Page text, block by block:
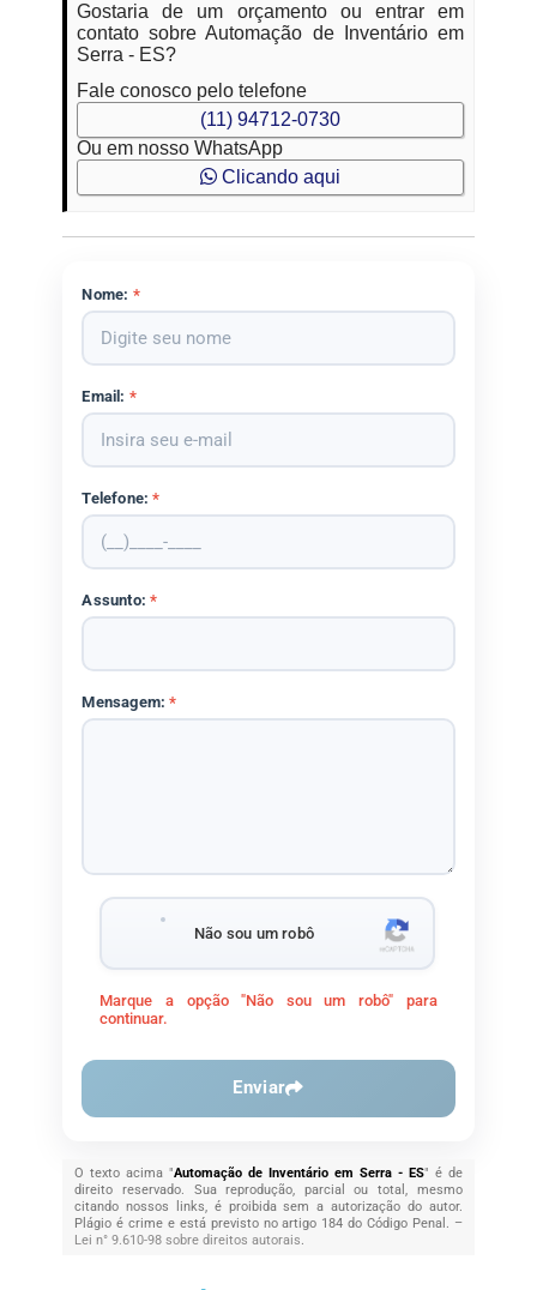
Gostaria de um orçamento ou entrar em
contato sobre Automação de Inventário em
Serra - ES?
Fale conosco pelo telefone
(11) 94712-0730
Ou em nosso WhatsApp
Clicando aqui
Nome: *
Email: *
Telefone:*
Assunto:*
Mensagem:*
Não sou um robô
Marque a opção "Não sou um robô" para
continuar.
Enviar
O texto acima "Automação de Inventário em Serra - ES" é de
direito reservado. Sua reprodução, parcial ou total, mesmo
citando nossos links, é proibida sem a autorização do autor.
Plágio é crime e está previsto no artigo 184 do Código Penal. –
Lei n° 9.610-98 sobre direitos autorais.